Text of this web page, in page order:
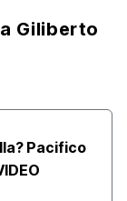
Giliberto
Pacifico